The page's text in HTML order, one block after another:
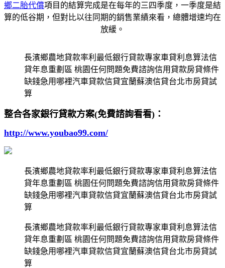
鄉二胎代償項目的結算完成是在每年的三四季度，一季度是結
算的低谷期，但對比以往同期的銷售業績來看，總體增速均在
放緩。
長濱鄉農地貸款率利最低銀行貸款專家車貸利息算法信
貸年息重劃區 桃園任何問題免費諮詢信用貸款房貸條件
缺錢急用哪裡汽車貸款信貸宜蘭蘇澳信貸台北市房貸試
算
整合各家銀行貸款方案(免費諮詢看看)：
http://www.youbao99.com/
長濱鄉農地貸款率利最低銀行貸款專家車貸利息算法信
貸年息重劃區 桃園任何問題免費諮詢信用貸款房貸條件
缺錢急用哪裡汽車貸款信貸宜蘭蘇澳信貸台北市房貸試
算
長濱鄉農地貸款率利最低銀行貸款專家車貸利息算法信
貸年息重劃區 桃園任何問題免費諮詢信用貸款房貸條件
缺錢急用哪裡汽車貸款信貸宜蘭蘇澳信貸台北市房貸試
算